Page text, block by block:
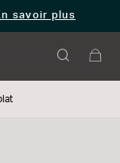
savoir plus